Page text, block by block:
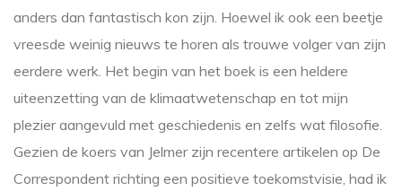
anders dan fantastisch kon zijn. Hoewel ik ook een beetje
vreesde weinig nieuws te horen als trouwe volger van zijn
eerdere werk. Het begin van het boek is een heldere
uiteenzetting van de klimaatwetenschap en tot mijn
plezier aangevuld met geschiedenis en zelfs wat filosofie.
Gezien de koers van Jelmer zijn recentere artikelen op De
Correspondent richting een positieve toekomstvisie, had ik